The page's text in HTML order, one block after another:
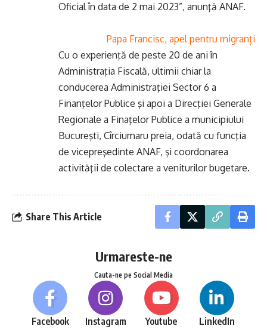
Oficial în data de 2 mai 2023”, anunţă ANAF.
Papa Francisc, apel pentru migranți
Cu o experienţă de peste 20 de ani în
Administraţia Fiscală, ultimii chiar la
conducerea Administraţiei Sector 6 a
Finanţelor Publice şi apoi a Direcţiei Generale
Regionale a Finaţelor Publice a municipiului
Bucureşti, Cîrciumaru preia, odată cu funcţia
de vicepreşedinte ANAF, şi coordonarea
activităţii de colectare a veniturilor bugetare.
Share This Article
Urmareste-ne
Cauta-ne pe Social Media
Facebook Instagram Youtube LinkedIn